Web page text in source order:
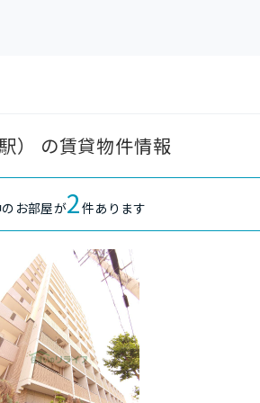
） の賃貸物件情報
お部屋が2件あります